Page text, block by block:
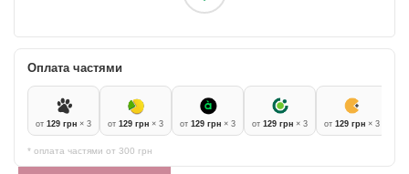
Оплата частями
от 129 грн × 3 от 129 грн × 3 от 129 грн × 3 от 129 грн × 3 от 129 грн × 3
* оплата частями от 300 грн